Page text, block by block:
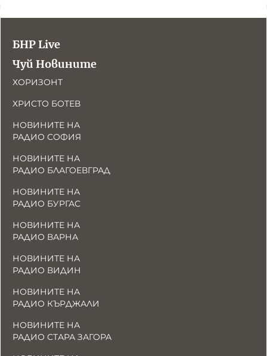
Новините на радио Шумен
Новините на радио Пловдив
Туристът
Камертон
По следите на енергийния преход
Радио Пловдив
Радио София
Радио Стара Загора
Радио Шумен
БНР БНР Новини
БНР Live
Чуй Новините
ХОРИЗОНТ
ХРИСТО БОТЕВ
НОВИНИТЕ НА
РАДИО СОФИЯ
НОВИНИТЕ НА
РАДИО БЛАГОЕВГРАД
НОВИНИТЕ НА
РАДИО БУРГАС
НОВИНИТЕ НА
РАДИО ВАРНА
НОВИНИТЕ НА
РАДИО ВИДИН
НОВИНИТЕ НА
РАДИО КЪРДЖАЛИ
НОВИНИТЕ НА
РАДИО СТАРА ЗАГОРА